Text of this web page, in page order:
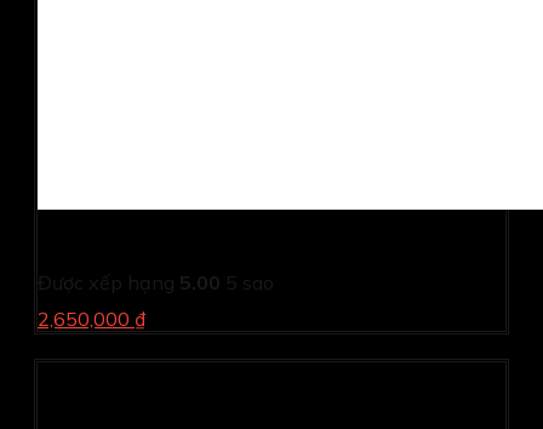
Được xếp hạng 5.00 5 sao
2,650,000 ₫